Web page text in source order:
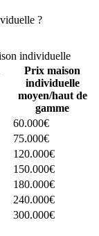
?
individuelle
Prix maison
individuelle
moyen/haut de
gamme
60.000€
75.000€
120.000€
150.000€
180.000€
240.000€
300.000€